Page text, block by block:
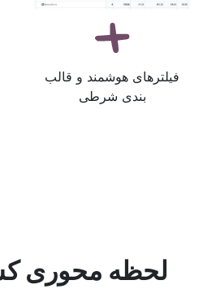
فیلترهای هوشمند و قالب
بندی شرطی
لحظه محوری